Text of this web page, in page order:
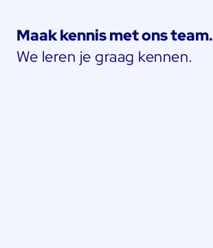
Maak kennis met ons team.
We leren je graag kennen.